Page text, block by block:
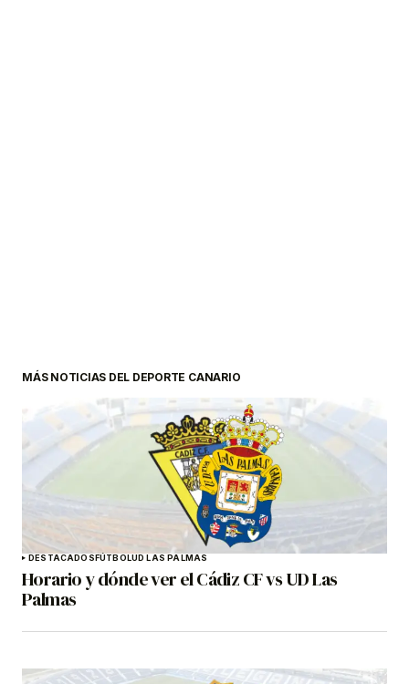
MÁS NOTICIAS DEL DEPORTE CANARIO
DESTACADOSFÚTBOLUD LAS PALMAS
Horario y dónde ver el Cádiz CF vs UD Las
Palmas